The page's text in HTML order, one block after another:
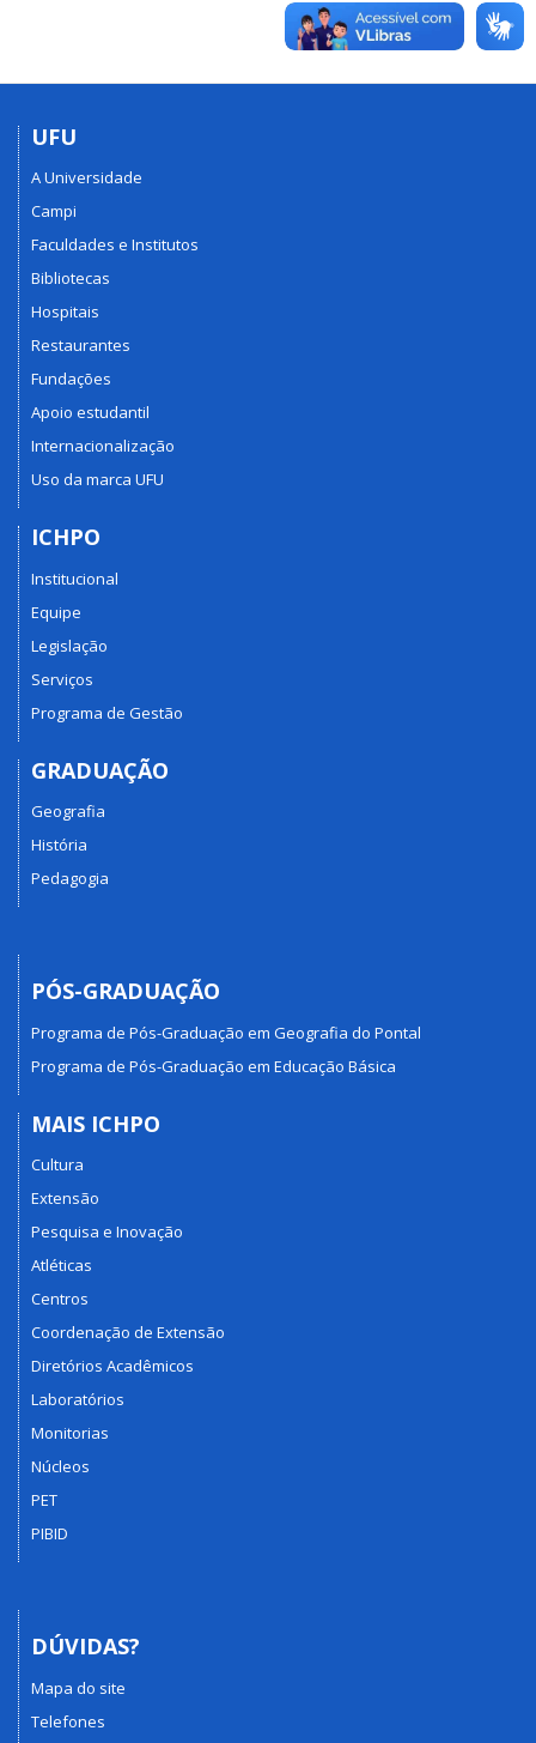
UFU
A Universidade
Campi
Faculdades e Institutos
Bibliotecas
Hospitais
Restaurantes
Fundações
Apoio estudantil
Internacionalização
Uso da marca UFU
ICHPO
Institucional
Equipe
Legislação
Serviços
Programa de Gestão
GRADUAÇÃO
Geografia
História
Pedagogia
PÓS-GRADUAÇÃO
Programa de Pós-Graduação em Geografia do Pontal
Programa de Pós-Graduação em Educação Básica
MAIS ICHPO
Cultura
Extensão
Pesquisa e Inovação
Atléticas
Centros
Coordenação de Extensão
Diretórios Acadêmicos
Laboratórios
Monitorias
Núcleos
PET
PIBID
DÚVIDAS?
Mapa do site
Telefones